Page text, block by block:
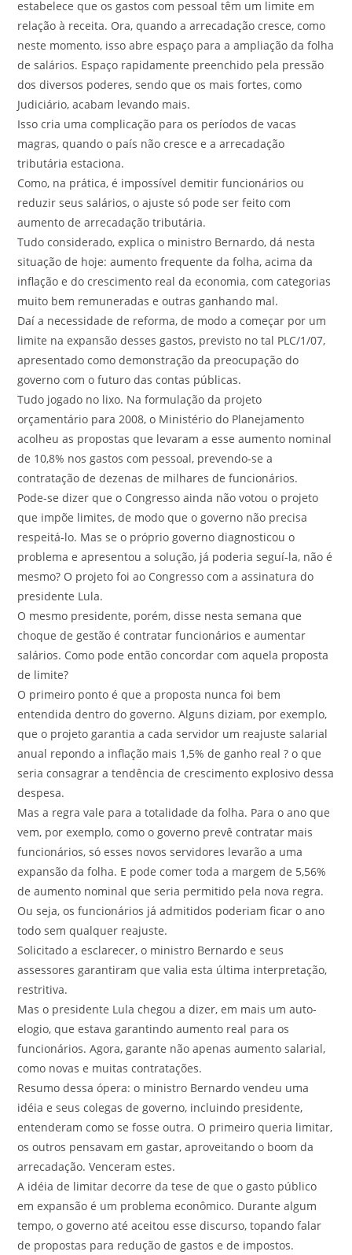
estabelece que os gastos com pessoal têm um limite em
relação à receita. Ora, quando a arrecadação cresce, como
neste momento, isso abre espaço para a ampliação da folha
de salários. Espaço rapidamente preenchido pela pressão
dos diversos poderes, sendo que os mais fortes, como
Judiciário, acabam levando mais.
Isso cria uma complicação para os períodos de vacas
magras, quando o país não cresce e a arrecadação
tributária estaciona.
Como, na prática, é impossível demitir funcionários ou
reduzir seus salários, o ajuste só pode ser feito com
aumento de arrecadação tributária.
Tudo considerado, explica o ministro Bernardo, dá nesta
situação de hoje: aumento frequente da folha, acima da
inflação e do crescimento real da economia, com categorias
muito bem remuneradas e outras ganhando mal.
Daí a necessidade de reforma, de modo a começar por um
limite na expansão desses gastos, previsto no tal PLC/1/07,
apresentado como demonstração da preocupação do
governo com o futuro das contas públicas.
Tudo jogado no lixo. Na formulação da projeto
orçamentário para 2008, o Ministério do Planejamento
acolheu as propostas que levaram a esse aumento nominal
de 10,8% nos gastos com pessoal, prevendo-se a
contratação de dezenas de milhares de funcionários.
Pode-se dizer que o Congresso ainda não votou o projeto
que impõe limites, de modo que o governo não precisa
respeitá-lo. Mas se o próprio governo diagnosticou o
problema e apresentou a solução, já poderia seguí-la, não é
mesmo? O projeto foi ao Congresso com a assinatura do
presidente Lula.
O mesmo presidente, porém, disse nesta semana que
choque de gestão é contratar funcionários e aumentar
salários. Como pode então concordar com aquela proposta
de limite?
O primeiro ponto é que a proposta nunca foi bem
entendida dentro do governo. Alguns diziam, por exemplo,
que o projeto garantia a cada servidor um reajuste salarial
anual repondo a inflação mais 1,5% de ganho real ? o que
seria consagrar a tendência de crescimento explosivo dessa
despesa.
Mas a regra vale para a totalidade da folha. Para o ano que
vem, por exemplo, como o governo prevê contratar mais
funcionários, só esses novos servidores levarão a uma
expansão da folha. E pode comer toda a margem de 5,56%
de aumento nominal que seria permitido pela nova regra.
Ou seja, os funcionários já admitidos poderiam ficar o ano
todo sem qualquer reajuste.
Solicitado a esclarecer, o ministro Bernardo e seus
assessores garantiram que valia esta última interpretação,
restritiva.
Mas o presidente Lula chegou a dizer, em mais um auto-
elogio, que estava garantindo aumento real para os
funcionários. Agora, garante não apenas aumento salarial,
como novas e muitas contratações.
Resumo dessa ópera: o ministro Bernardo vendeu uma
idéia e seus colegas de governo, incluindo presidente,
entenderam como se fosse outra. O primeiro queria limitar,
os outros pensavam em gastar, aproveitando o boom da
arrecadação. Venceram estes.
A idéia de limitar decorre da tese de que o gasto público
em expansão é um problema econômico. Durante algum
tempo, o governo até aceitou esse discurso, topando falar
de propostas para redução de gastos e de impostos.